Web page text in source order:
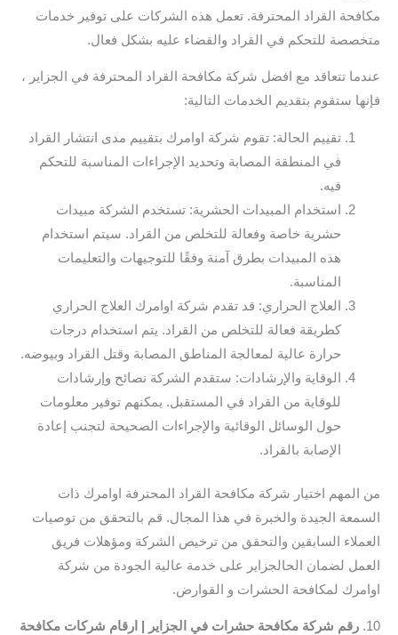
مكافحة القراد المحترفة. تعمل هذه الشركات على توفير خدمات
متخصصة للتحكم في القراد والقضاء عليه بشكل فعال.
عندما تتعاقد مع افضل شركة مكافحة القراد المحترفة في الجزاير ،
فإنها ستقوم بتقديم الخدمات التالية:
تقييم الحالة: تقوم شركة اوامرك بتقييم مدى انتشار القراد
في المنطقة المصابة وتحديد الإجراءات المناسبة للتحكم
فيه.
استخدام المبيدات الحشرية: تستخدم الشركة مبيدات
حشرية خاصة وفعالة للتخلص من القراد. سيتم استخدام
هذه المبيدات بطرق آمنة وفقًا للتوجيهات والتعليمات
المناسبة.
العلاج الحراري: قد تقدم شركة اوامرك العلاج الحراري
كطريقة فعالة للتخلص من القراد. يتم استخدام درجات
حرارة عالية لمعالجة المناطق المصابة وقتل القراد وبيوضه.
الوقاية والإرشادات: ستقدم الشركة نصائح وإرشادات
للوقاية من القراد في المستقبل. يمكنهم توفير معلومات
حول الوسائل الوقائية والإجراءات الصحيحة لتجنب إعادة
الإصابة بالقراد.
من المهم اختيار شركة مكافحة القراد المحترفة اوامرك ذات
السمعة الجيدة والخبرة في هذا المجال. قم بالتحقق من توصيات
العملاء السابقين والتحقق من ترخيص الشركة ومؤهلات فريق
العمل لضمان الحالجزاير على خدمة عالية الجودة من شركة
اوامرك لمكافحة الحشرات و القوارض.
10. رقم شركة مكافحة حشرات في الجزاير | ارقام شركات مكافحة